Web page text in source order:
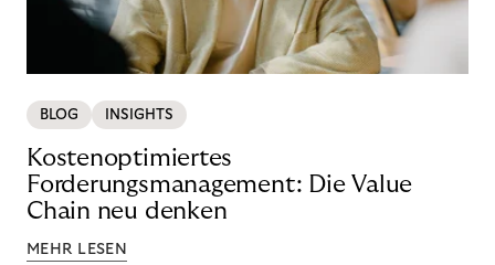
BLOG INSIGHTS
Kostenoptimiertes
Forderungsmanagement: Die Value
Chain neu denken
MEHR LESEN